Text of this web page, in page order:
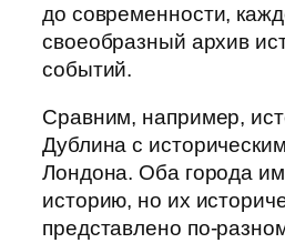
до современности,
своеобразный архив
событий.
Сравним, например,
Дублина с
Лондона. Оба города
историю, но их
представлено по-